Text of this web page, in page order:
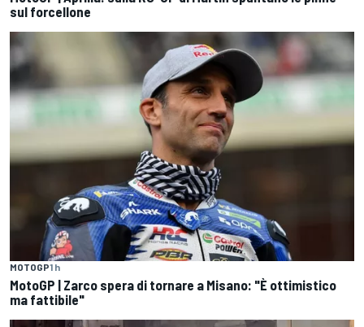
sul forcellone
MOTOGP1 h
MotoGP | Zarco spera di tornare a Misano: "È ottimistico
ma fattibile"